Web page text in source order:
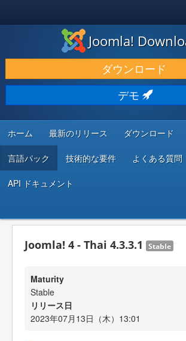
ダウンロードと機能拡張
発見と学び
コミュニティとサポート
開発者向けリソース
Joomla!
ダウンロード
デモ
ホーム 最新のリリース ダウンロード
言語パック 技術的な要件 よくある質問
API ドキュメント
Joomla! 4 - Thai 4.3.3.1 Stable
Maturity
Stable
リリース日
2023年07月13日（木）13:01